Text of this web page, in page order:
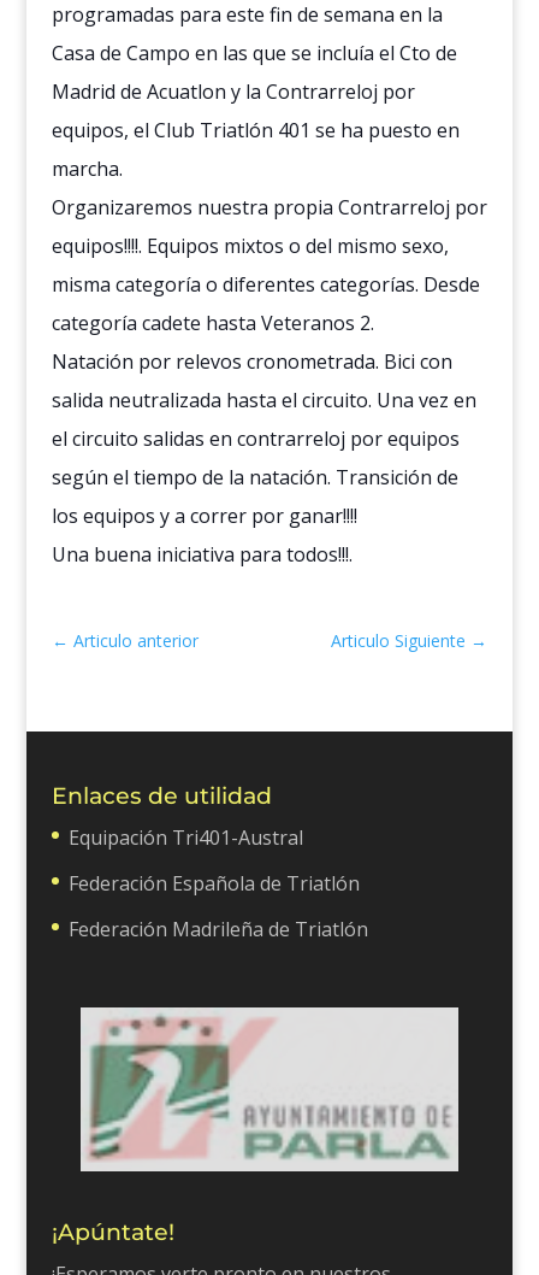
programadas para este fin de semana en la
Casa de Campo en las que se incluía el Cto de
Madrid de Acuatlon y la Contrarreloj por
equipos, el Club Triatlón 401 se ha puesto en
marcha.
Organizaremos nuestra propia Contrarreloj por
equipos!!!!. Equipos mixtos o del mismo sexo,
misma categoría o diferentes categorías. Desde
categoría cadete hasta Veteranos 2.
Natación por relevos cronometrada. Bici con
salida neutralizada hasta el circuito. Una vez en
el circuito salidas en contrarreloj por equipos
según el tiempo de la natación. Transición de
los equipos y a correr por ganar!!!!
Una buena iniciativa para todos!!!.
← Articulo anterior Articulo Siguiente →
Enlaces de utilidad
Equipación Tri401-Austral
Federación Española de Triatlón
Federación Madrileña de Triatlón
¡Apúntate!